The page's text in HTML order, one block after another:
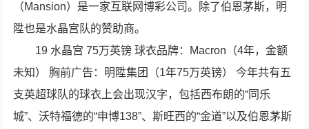
（Mansion）是一家互联网博彩公司。除了伯恩茅斯，明
陞也是水晶宫队的赞助商。
19 水晶宫 75万英镑 球衣品牌：Macron（4年，金额
未知） 胸前广告：明陞集团（1年75万英镑） 今年共有五
支英超球队的球衣上会出现汉字，包括西布朗的“同乐
城”、沃特福德的“申博138”、斯旺西的“金道”以及伯恩茅斯